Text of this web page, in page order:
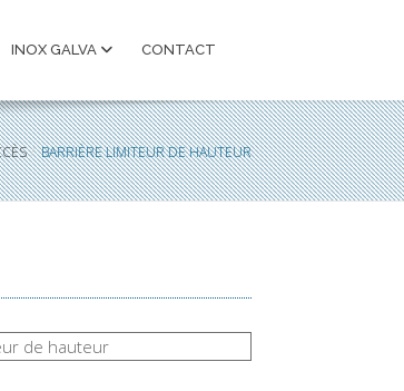
INOX GALVA CONTACT
BARRIÈRE LIMITEUR DE HAUTEUR